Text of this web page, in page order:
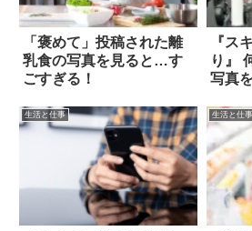
「褒めて」投稿された離
乳食の写真を見ると…す
ごすぎる！
『ス
り』
写真
生活と仕事 生活と仕事